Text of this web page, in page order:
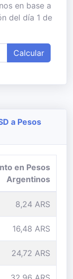
en base a
del día 1 de
Calcular
a Pesos
en Pesos
Argentinos
8,24 ARS
16,48 ARS
24,72 ARS